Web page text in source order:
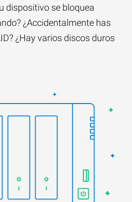
dispositivo se bloquea
¿Accidentalmente has
¿Hay varios discos duros